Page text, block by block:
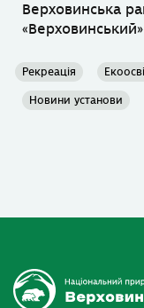
Верховинська
Рекреація
Новини установи